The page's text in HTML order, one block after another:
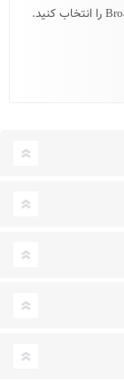
باز شده، در قسمت Dial-UP گزینه Broadband connection را انتخاب کنید.